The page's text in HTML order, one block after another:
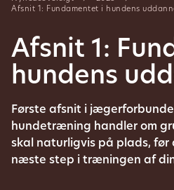
Afsnit 1: Fundamentet i hundens
Afsnit 1:
hundens
Første afsnit i
hundetræning handler om
skal naturligvis på plads, før
næste step i træningen af